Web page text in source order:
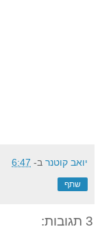
יואב קוטנר ב- 6:47
שתף
3 תגובות: